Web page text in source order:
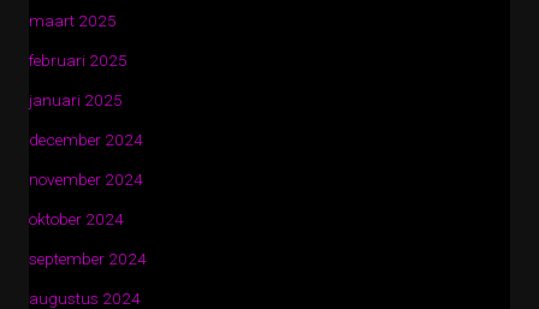
maart 2025
februari 2025
januari 2025
december 2024
november 2024
oktober 2024
september 2024
augustus 2024